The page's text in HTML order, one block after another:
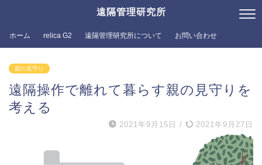
遠隔管理研究所
ホーム relica G2 遠隔管理研究所について お問い合わせ
親の見守り
遠隔操作で離れて暮らす親の見守りを
考える
2021年9月15日 / 2021年9月27日